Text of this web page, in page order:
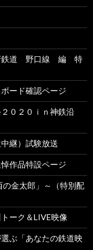
府鉄道 野口線 編 特
ード確認ページ
０２０ｉｎ神鉄沿
継）試験放送
作品特設ページ
金太郎」～（特別配
ーク＆LIVE映像
ぶ「あなたの鉄道映